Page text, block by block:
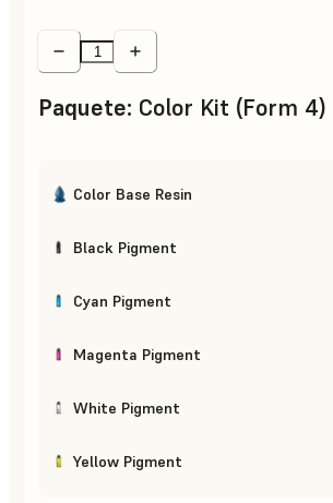
Paquete: Color Kit (Form 4)
Color Base Resin
Black Pigment
Cyan Pigment
Magenta Pigment
White Pigment
Yellow Pigment